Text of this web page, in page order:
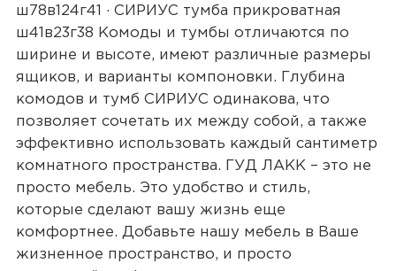
ш78в124г41 · СИРИУС тумба прикроватная
ш41в23г38 Комоды и тумбы отличаются по
ширине и высоте, имеют различные размеры
ящиков, и варианты компоновки. Глубина
комодов и тумб СИРИУС одинакова, что
позволяет сочетать их между собой, а также
эффективно использовать каждый сантиметр
комнатного пространства. ГУД ЛАКК – это не
просто мебель. Это удобство и стиль,
которые сделают вашу жизнь еще
комфортнее. Добавьте нашу мебель в Ваше
жизненное пространство, и просто